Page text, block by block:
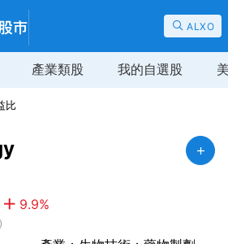
ALXO
產業類股 我的自選股
比
9.9%